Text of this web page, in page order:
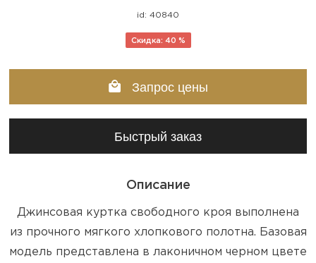
id: 40840
Скидка: 40 %
Запрос цены
Быстрый заказ
Описание
Джинсовая куртка свободного кроя выполнена
из прочного мягкого хлопкового полотна. Базовая
модель представлена в лаконичном черном цвете